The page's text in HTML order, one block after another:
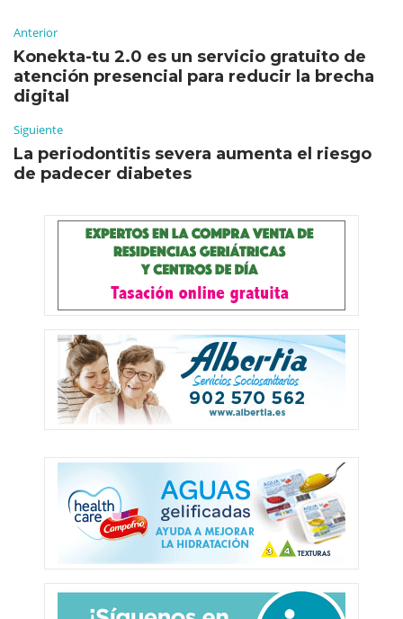
Anterior
Konekta-tu 2.0 es un servicio gratuito de
atención presencial para reducir la brecha
digital
Siguiente
La periodontitis severa aumenta el riesgo
de padecer diabetes